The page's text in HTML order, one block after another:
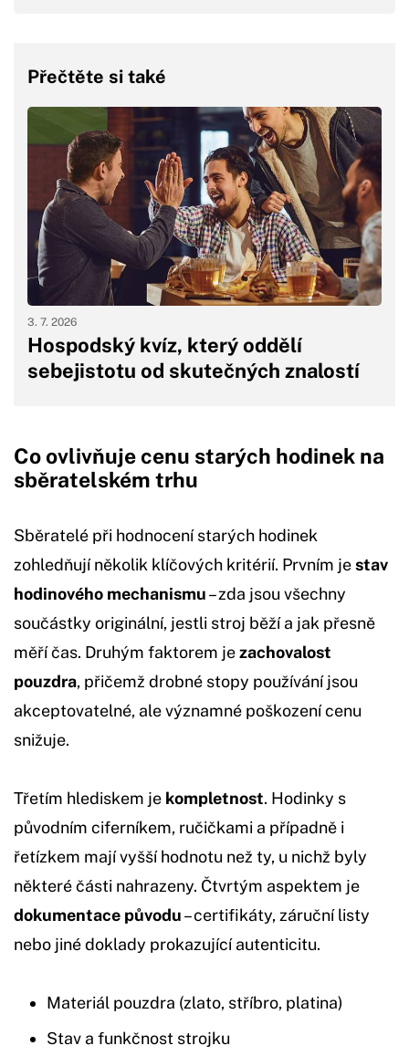
Přečtěte si také
Hospodský kvíz, který oddělí
sebejistotu od skutečných znalostí
3. 7. 2026
Co ovlivňuje cenu starých hodinek na
sběratelském trhu
Sběratelé při hodnocení starých hodinek
zohledňují několik klíčových kritérií. Prvním jestav
hodinového mechanismu– zda jsou všechny
součástky originální, jestli stroj běží a jak přesně
měří čas. Druhým faktorem jezachovalost
pouzdra, přičemž drobné stopy používání jsou
akceptovatelné, ale významné poškození cenu
snižuje.
Třetím hlediskem je kompletnost. Hodinky s
původním ciferníkem, ručičkami a případně i
řetízkem mají vyšší hodnotu než ty, u nichž byly
některé části nahrazeny. Čtvrtým aspektem je
dokumentace původu– certifikáty, záruční listy
nebo jiné doklady prokazující autenticitu.
Materiál pouzdra (zlato, stříbro, platina)
Stav a funkčnost strojku